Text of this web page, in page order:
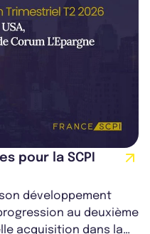
pour la SCPI
son développement
au deuxième
acquisition dans la